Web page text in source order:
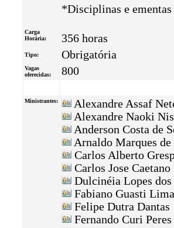
*Disciplinas e
Carga
Horária:
356 horas
Tipo: Obrigatória
Vagas
oferecidas:
800
Ministrantes:
Alexandre Assaf
Alexandre Naoki
Anderson Costa de
Arnaldo Marques
Carlos Alberto
Carlos Jose
Dulcinéia Lopes
Fabiano Guasti
Felipe Dutra
Fernando Curi